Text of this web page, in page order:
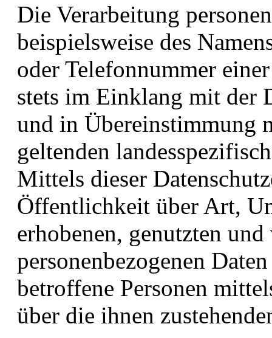
Die Verarbeitung
beispielsweise des
oder Telefonnummer
stets im Einklang mit der
und in Übereinstimmung
geltenden
Mittels dieser
Öffentlichkeit über Art,
erhobenen, genutzten
personenbezogenen
betroffene Personen
über die ihnen